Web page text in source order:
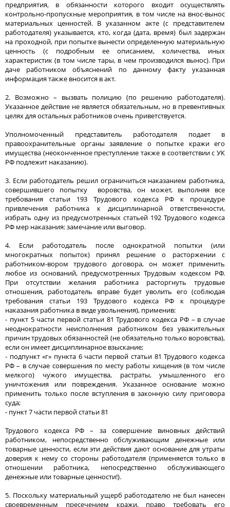
предприятия, в обязанности которого входит осуществлять
контрольно-пропускные мероприятия, в том числе на внос-вынос
материальных ценностей. В указанном акте (с представителем
работодателя) указывается, кто, когда (дата, время) был задержан
на проходной, при попытке вынести определенную материальную
ценность (с подробным ее описанием, количества, иных
характеристик (в том числе тары, в чем производился вынос). При
даче работником объяснений по данному факту указанная
информация также вносится в акт.
2. Возможно – вызвать полицию (по решению работодателя).
Указанное действие не является обязательным, но в превентивных
целях для остальных работников очень приветствуется.
Уполномоченный представитель работодателя подает в
правоохранительные органы заявление о попытке кражи его
имущества (неоконченное преступление также в соответствии с УК
РФ подлежит наказанию).
3. Если работодатель решил ограничиться наказанием работника,
совершившего попытку воровства, он может, выполняя все
требования статьи 193 Трудового кодекса РФ к процедуре
привлечения работника к дисциплинарной ответственности,
избрать одну из предусмотренных статьей 192 Трудового кодекса
РФ мер наказания: замечание или выговор.
4. Если работодатель после однократной попытки (или
многократных попыток) принял решение о расторжении с
работником-вором трудового договора, он может применить
любое из оснований, предусмотренных Трудовым кодексом РФ.
При отсутствии желания работника расторгнуть трудовые
отношения, работодатель вправе будет уволить его (соблюдая
требования статьи 193 Трудового кодекса РФ к процедуре
наказания работника в виде увольнения), применив:
- пункт 5 части первой статьи 81 Трудового кодекса РФ – в случае
неоднократности неисполнения работником без уважительных
причин трудовых обязанностей (не обязательно только воровства),
если он имеет дисциплинарное взыскание;
- подпункт «г» пункта 6 части первой статьи 81 Трудового кодекса
РФ – в случае совершения по месту работы хищения (в том числе
мелкого) чужого имущества, растраты, умышленного его
уничтожения или повреждения. Указанное основание можно
применить только после вступления в законную силу приговора
суда;
- пункт 7 части первой статьи 81
Трудового кодекса РФ – за совершение виновных действий
работником, непосредственно обслуживающим денежные или
товарные ценности, если эти действия дают основание для утраты
доверия к нему со стороны работодателя (применяется только в
отношении работника, непосредственно обслуживающего
денежные или товарные ценности!).
5. Поскольку материальный ущерб работодателю не был нанесен
своевременным пресечением кражи, право требовать его